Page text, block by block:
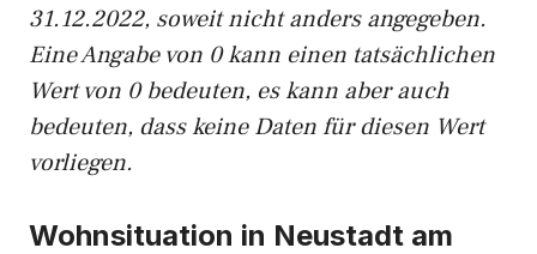
31.12.2022, soweit nicht anders angegeben.
Eine Angabe von 0 kann einen tatsächlichen
Wert von 0 bedeuten, es kann aber auch
bedeuten, dass keine Daten für diesen Wert
vorliegen.
Wohnsituation in Neustadt am